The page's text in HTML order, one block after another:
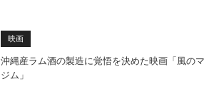
映画
沖縄産ラム酒の製造に覚悟を決めた映画「風のマ
ジム」